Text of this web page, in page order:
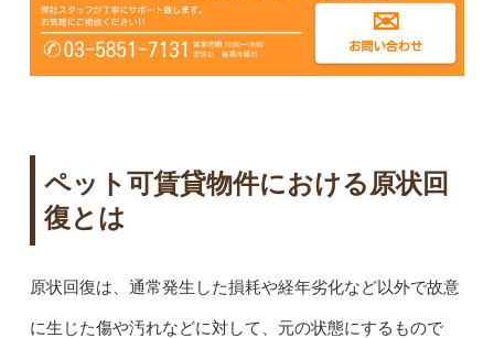
ペット可賃貸物件における原状回
復とは
原状回復は、通常発生した損耗や経年劣化など以外で故意
に生じた傷や汚れなどに対して、元の状態にするもので